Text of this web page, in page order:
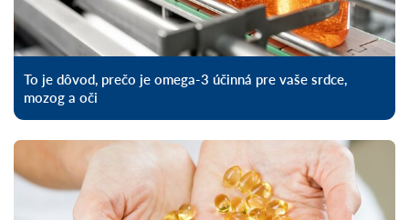
To je dôvod, prečo je omega-3 účinná pre vaše srdce,
mozog a oči